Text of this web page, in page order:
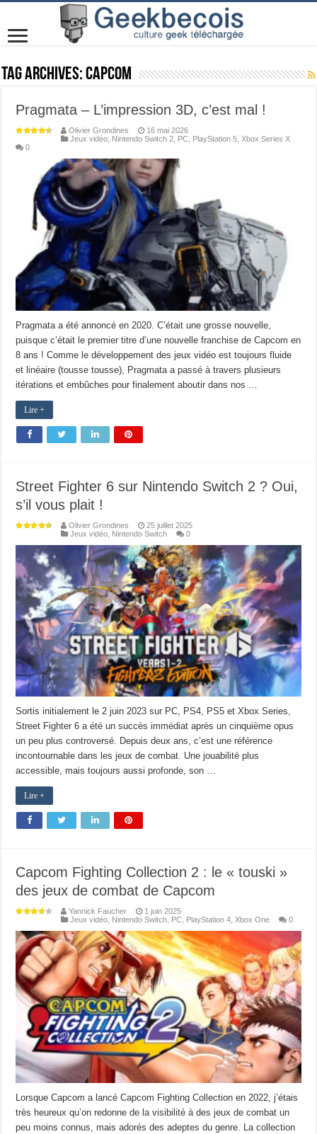
Tag Archives:Capcom
Pragmata – L’impression 3D, c’est mal !
Olivier Grondines
16 mai 2026
Jeux vidéo Nintendo Switch 2 PC PlayStation 5 ,Xbox Series X
0
Pragmata a été annoncé en 2020. C’était une grosse nouvelle,
puisque c’était le premier titre d’une nouvelle franchise de Capcom en
8 ans ! Comme le développement des jeux vidéo est toujours fluide
et linéaire (tousse tousse), Pragmata a passé à travers plusieurs
itérations et embûches pour finalement aboutir dans nos …
Lire +
Street Fighter 6 sur Nintendo Switch 2 ? Oui,
s’il vous plait !
Olivier Grondines
25 juillet 2025
Jeux vidéo Nintendo Switch 0
Sortis initialement le 2 juin 2023 sur PC, PS4, PS5 et Xbox Series,
Street Fighter 6 a été un succès immédiat après un cinquième opus
un peu plus controversé. Depuis deux ans, c’est une référence
incontournable dans les jeux de combat. Une jouabilité plus
accessible, mais toujours aussi profonde, son …
Lire +
Capcom Fighting Collection 2 : le « touski »
des jeux de combat de Capcom
Yannick Faucher
1 juin 2025
Jeux vidéo, Nintendo Switch, PC, PlayStation 4,Xbox One 0
Lorsque Capcom a lancé Capcom Fighting Collection en 2022, j’étais
très heureux qu’on redonne de la visibilité à des jeux de combat un
peu moins connus, mais adorés des adeptes du genre. La collection